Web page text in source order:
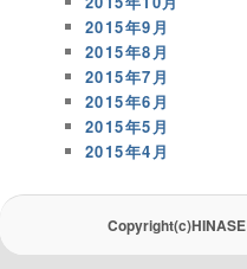
2015年9月
2015年8月
2015年7月
2015年6月
2015年5月
2015年4月